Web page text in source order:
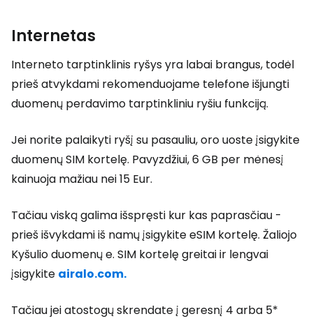
Internetas
Interneto tarptinklinis ryšys yra labai brangus, todėl
prieš atvykdami rekomenduojame telefone išjungti
duomenų perdavimo tarptinkliniu ryšiu funkciją.
Jei norite palaikyti ryšį su pasauliu, oro uoste įsigykite
duomenų SIM kortelę. Pavyzdžiui, 6 GB per mėnesį
kainuoja mažiau nei 15 Eur.
Tačiau viską galima išspręsti kur kas paprasčiau -
prieš išvykdami iš namų įsigykite eSIM kortelę. Žaliojo
Kyšulio duomenų e. SIM kortelę greitai ir lengvai
įsigykite airalo.com.
Tačiau jei atostogų skrendate į geresnį 4 arba 5*